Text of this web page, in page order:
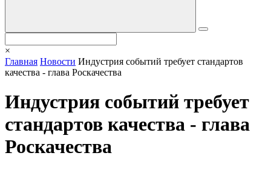
×
Главная Новости Индустрия событий требует стандартов
качества - глава Роскачества
Индустрия событий требует
стандартов качества - глава
Роскачества